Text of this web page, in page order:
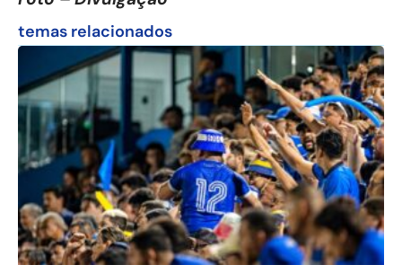
temas relacionados